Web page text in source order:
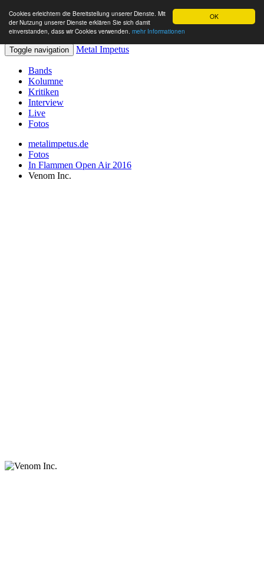
OK
Cookies erleichtern die Bereitstellung unserer Dienste. Mit
der Nutzung unserer Dienste erklären Sie sich damit
einverstanden, dass wir Cookies verwenden. mehr Informationen
Toggle navigation Metal Impetus
Bands
Kolumne
Kritiken
Interview
Live
Fotos
metalimpetus.de
Fotos
In Flammen Open Air 2016
Venom Inc.